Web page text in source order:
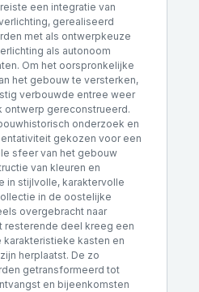
een integratie van
gerealiseerd
met als ontwerpkeuze
als autonoom
Om het oorspronkelijke
het gebouw te versterken,
verbouwde entree weer
ontwerp gereconstrueerd.
onderzoek en
gekozen voor een
sfeer van het gebouw
van kleuren en
in stijlvolle, karaktervolle
in de oostelijke
overgebracht naar
resterende deel kreeg een
karakteristieke kasten en
herplaatst. De zo
getransformeerd tot
en bijeenkomsten